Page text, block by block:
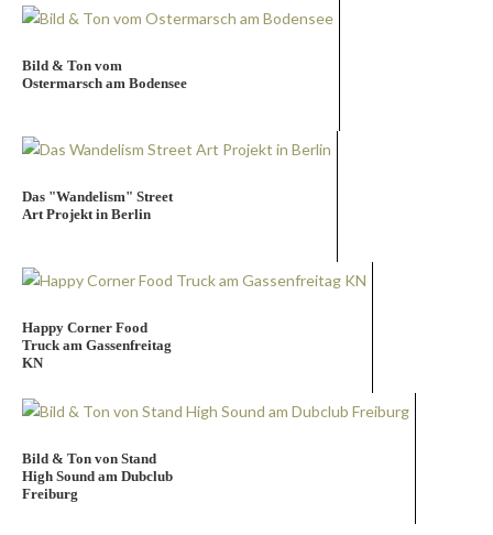
Bild & Ton vom
Ostermarsch am Bodensee
Das "Wandelism" Street
Art Projekt in Berlin
Happy Corner Food
Truck am Gassenfreitag
KN
Bild & Ton von Stand
High Sound am Dubclub
Freiburg